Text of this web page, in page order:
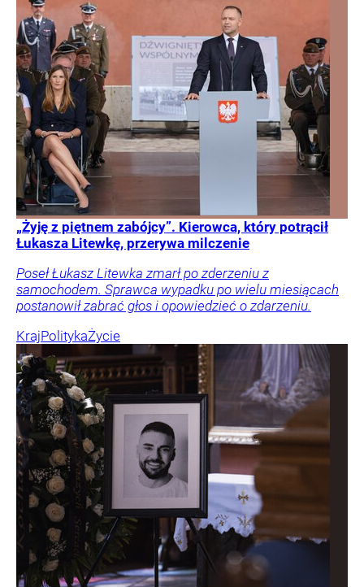
„Żyję z piętnem zabójcy”. Kierowca, który potrącił
Łukasza Litewkę, przerywa milczenie
Poseł Łukasz Litewka zmarł po zderzeniu z
samochodem. Sprawca wypadku po wielu miesiącach
postanowił zabrać głos i opowiedzieć o zdarzeniu.
KrajPolitykaŻycie